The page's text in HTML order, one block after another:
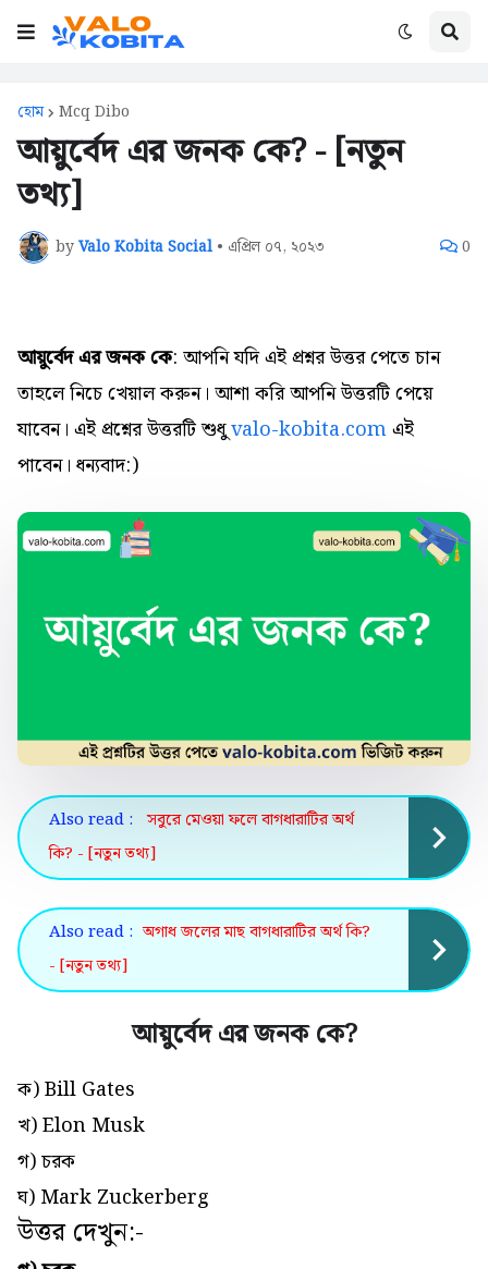
হোম Mcq Dibo
আয়ুর্বেদ এর জনক কে? - [নতুন
তথ্য]
byValo Kobita Social • এপ্রিল ০৭, ২০২৩ 0
আয়ুর্বেদ এর জনক কে: আপনি যদি এই প্রশ্নর উত্তর পেতে চান
তাহলে নিচে খেয়াল করুন। আশা করি আপনি উত্তরটি পেয়ে
যাবেন। এই প্রশ্নের উত্তরটি শুধুvalo-kobita.comএই
পাবেন। ধন্যবাদ:)
Also read : সবুরে মেওয়া ফলে বাগধারাটির অর্থ
কি? - [নতুন তথ্য]
Also read : অগাধ জলের মাছ বাগধারাটির অর্থ কি?
- [নতুন তথ্য]
আয়ুর্বেদ এর জনক কে?
ক) Bill Gates
খ) Elon Musk
গ) চরক
ঘ) Mark Zuckerberg
উত্তর দেখুন:-